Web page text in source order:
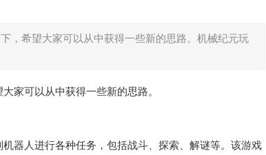
，希望大家可以从中获得一些新的思路。机械纪元玩
家可以从中获得一些新的思路。
器人进行各种任务，包括战斗、探索、解谜等。该游戏